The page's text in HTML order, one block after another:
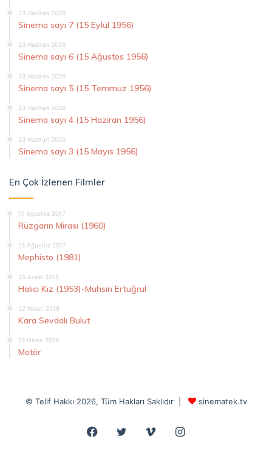
23 Haziran 2026
Sinema sayı 7 (15 Eylül 1956)
23 Haziran 2026
Sinema sayı 6 (15 Ağustos 1956)
23 Haziran 2026
Sinema sayı 5 (15 Temmuz 1956)
23 Haziran 2026
Sinema sayı 4 (15 Haziran 1956)
23 Haziran 2026
Sinema sayı 3 (15 Mayıs 1956)
En Çok İzlenen Filmler
11 Ağustos 2017
Rüzgarın Mirası (1960)
13 Ağustos 2017
Mephisto (1981)
25 Aralık 2015
Halıcı Kız (1953)-Muhsin Ertuğrul
22 Nisan 2019
Kara Sevdalı Bulut
13 Nisan 2019
Motör
© Telif Hakkı 2026, Tüm Hakları Saklıdır | sinematek.tv
Facebook
Twitter VimeoInstagram